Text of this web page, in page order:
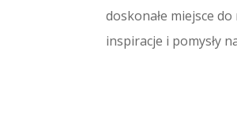
doskonałe miejsce
inspiracje i pomysły